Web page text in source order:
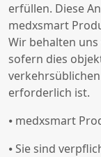
erfüllen. Diese
medxsmart
Wir behalten
sofern dies
erforderlich ist.
⦁ medxsmart
⦁ Sie sind